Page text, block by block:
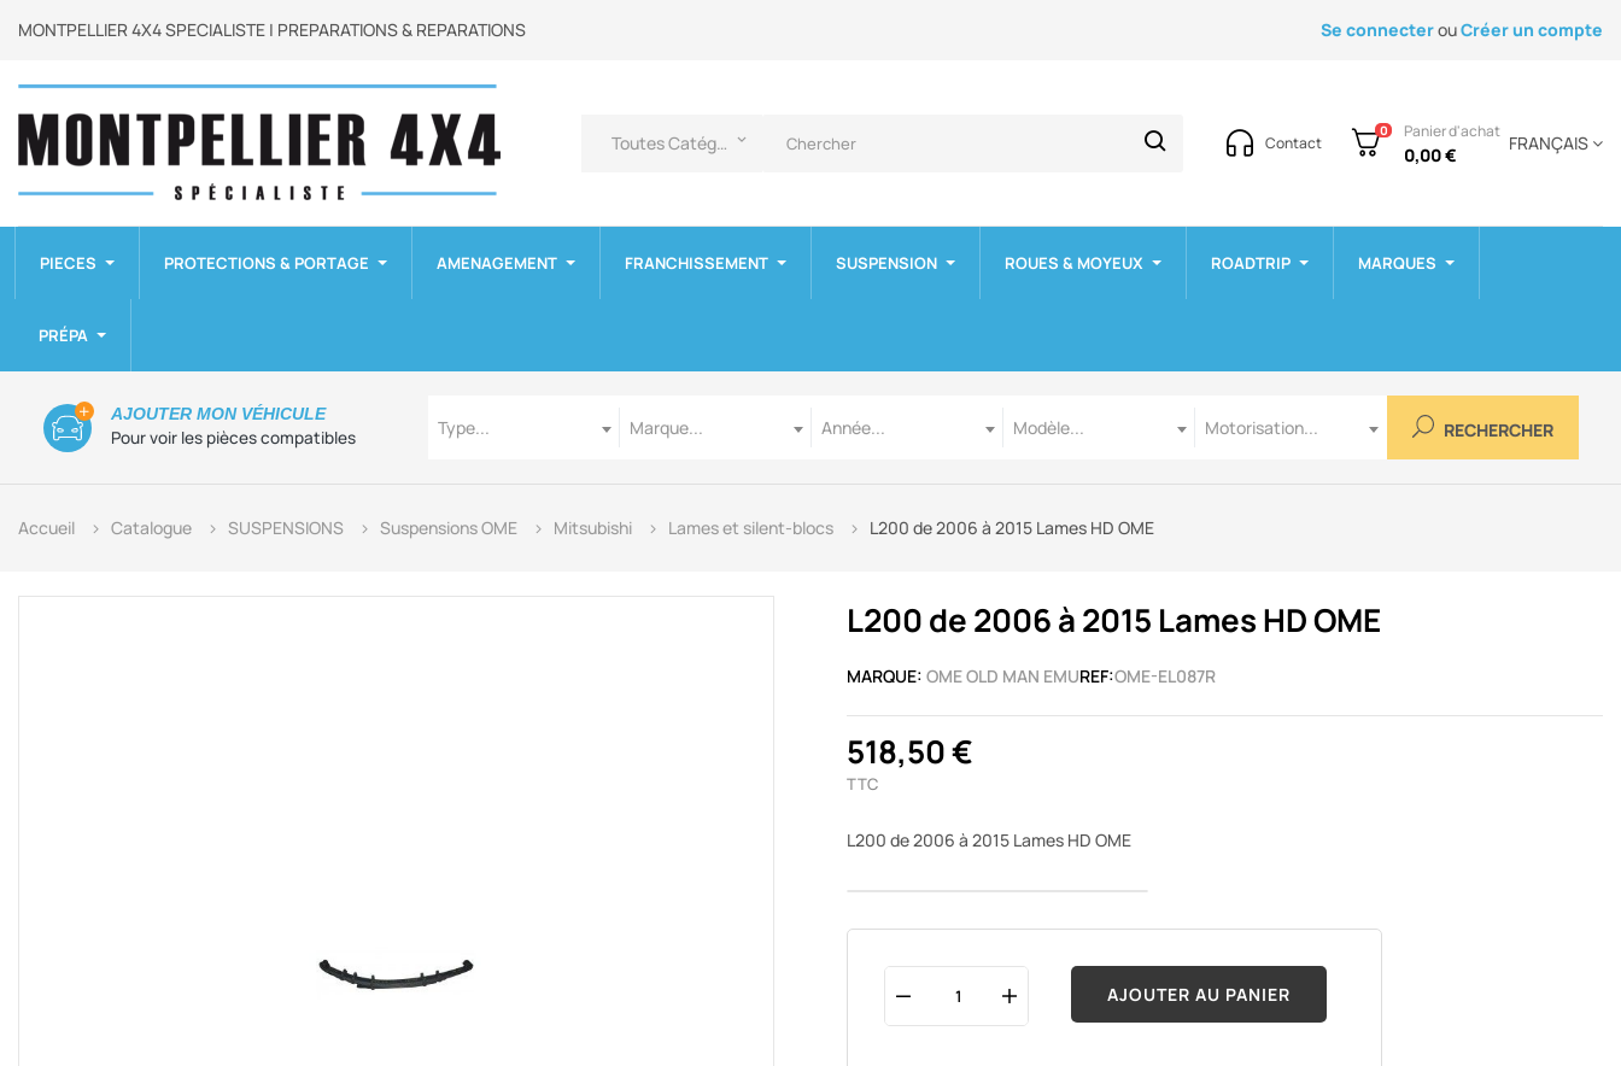
MONTPELLIER 4X4 SPECIALISTE | PREPARATIONS & REPARATIONS Se connecterouCréer un compte
Toutes Catégories keyboard_arrow_down Contact
0 Panier d'achat
0,00 €
FRANÇAIS
PIECES PROTECTIONS & PORTAGE AMENAGEMENT FRANCHISSEMENT SUSPENSION ROUES & MOYEUX ROADTRIP MARQUES
PRÉPA
Pour voir les pièces compatibles
AJOUTER MON VÉHICULE
Type...
Marque...
Année...
Modèle...
Motorisation...
RECHERCHER
Accueil Catalogue SUSPENSIONS Suspensions OME Mitsubishi Lames et silent-blocs L200 de 2006 à 2015 Lames HD OME
L200 de 2006 à 2015 Lames HD OME
MARQUE: OME OLD MAN EMUREF:OME-EL087R
518,50 €
TTC
L200 de 2006 à 2015 Lames HD OME
AJOUTER AU PANIER